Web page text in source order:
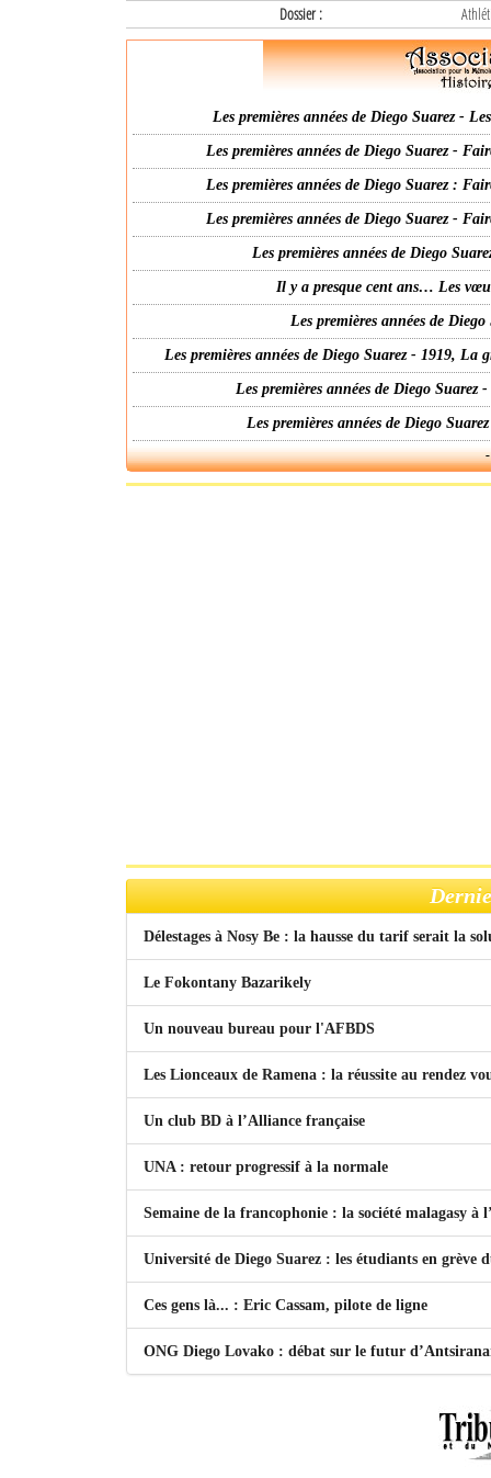
Dossier :
Les premières années de Diego Suarez -
Les premières années de Diego Suarez -
Les premières années de Diego Suarez :
Les premières années de Diego Suarez -
Les premières années de Diego
Il y a presque cent ans… Les
Les premières années de
Les premières années de Diego Suarez - 1919,
Les premières années de Diego
Les premières années de Diego
Délestages à Nosy Be : la hausse du tarif serait la
Le Fokontany Bazarikely
Un nouveau bureau pour l'AFBDS
Les Lionceaux de Ramena : la réussite au rendez
Un club BD à l’Alliance française
UNA : retour progressif à la normale
Semaine de la francophonie : la société malagasy à
Université de Diego Suarez : les étudiants en grève
Ces gens là... : Eric Cassam, pilote de ligne
ONG Diego Lovako : débat sur le futur